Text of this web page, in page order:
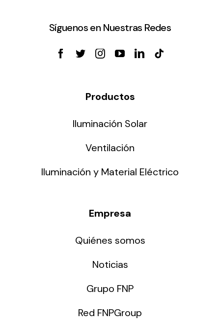
Síguenos en Nuestras Redes
Productos
Iluminación Solar
Ventilación
Iluminación y Material Eléctrico
Empresa
Quiénes somos
Noticias
Grupo FNP
Red FNPGroup